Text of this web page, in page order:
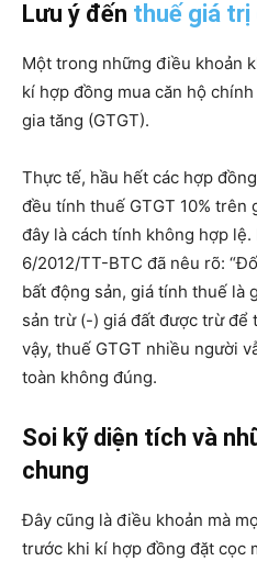
Lưu ý đến thuế giá trị
Một trong những điều khoản
kí hợp đồng mua căn hộ
gia tăng (GTGT).
Thực tế, hầu hết các hợp
đều tính thuế GTGT 10% trên
đây là cách tính không hợp
6/2012/TT-BTC đã nêu rõ:
bất động sản, giá tính thuế là
sản trừ (-) giá đất được trừ để
vậy, thuế GTGT nhiều người
toàn không đúng.
Soi kỹ diện tích và
chung
Đây cũng là điều khoản mà
trước khi kí hợp đồng đặt cọc